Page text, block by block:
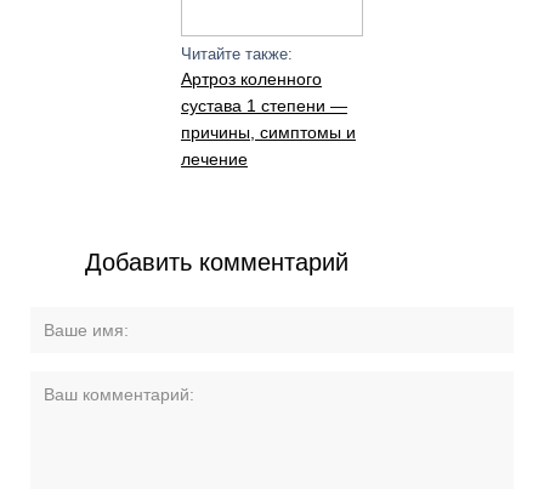
Читайте также:
Артроз коленного
сустава 1 степени —
причины, симптомы и
лечение
Добавить комментарий